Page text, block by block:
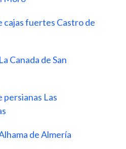
cajas fuertes Castro de
Canada de San
Las
de Almería